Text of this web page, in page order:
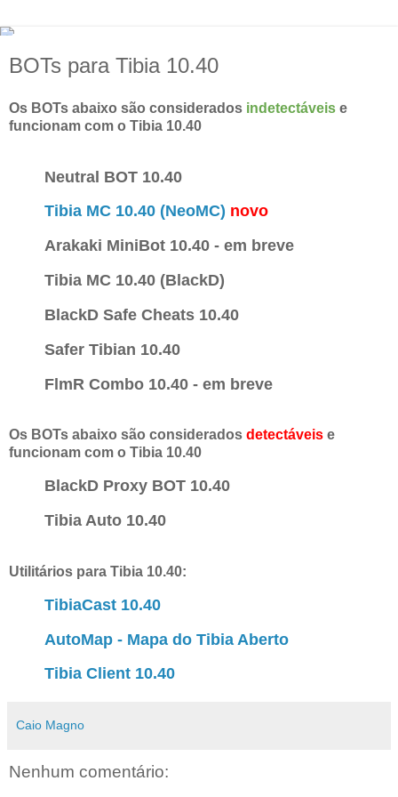
BOTs para Tibia 10.40
Os BOTs abaixo são considerados indetectáveis e
funcionam com o Tibia 10.40
Neutral BOT 10.40
Tibia MC 10.40 (NeoMC) novo
Arakaki MiniBot 10.40 - em breve
Tibia MC 10.40 (BlackD)
BlackD Safe Cheats 10.40
Safer Tibian 10.40
FlmR Combo 10.40 - em breve
Os BOTs abaixo são considerados detectáveis e
funcionam com o Tibia 10.40
BlackD Proxy BOT 10.40
Tibia Auto 10.40
Utilitários para Tibia 10.40:
TibiaCast 10.40
AutoMap - Mapa do Tibia Aberto
Tibia Client 10.40
Caio Magno
Nenhum comentário: